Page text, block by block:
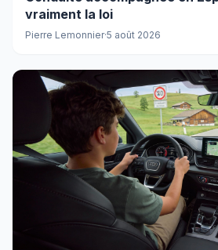
vraiment la loi
Pierre Lemonnier·5 août 2026